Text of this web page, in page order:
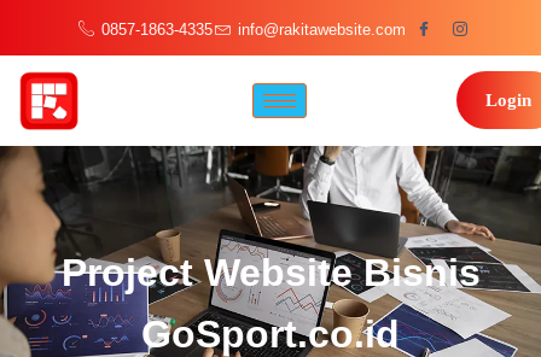
0857-1863-4335 info@rakitawebsite.com
Login
Project Website Bisnis
GoSport.co.id